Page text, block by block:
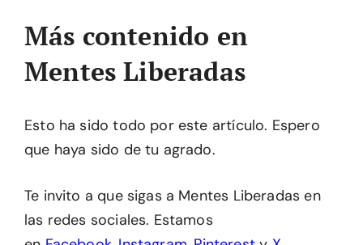
Más contenido en
Mentes Liberadas
Esto ha sido todo por este artículo. Espero
que haya sido de tu agrado.
Te invito a que sigas a Mentes Liberadas en
las redes sociales. Estamos